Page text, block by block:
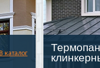
В каталог